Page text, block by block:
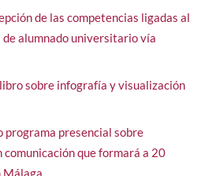
de las competencias ligadas al
alumnado universitario vía
sobre infografía y visualización
programa presencial sobre
que formará a 20